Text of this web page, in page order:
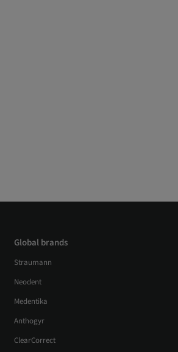
Global brands
Straumann
Neodent
Medentika
Anthogyr
ClearCorrect